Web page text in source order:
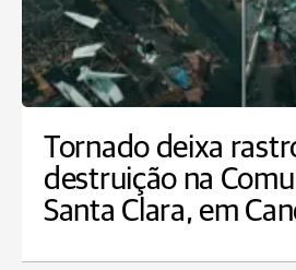
Tornado deixa
destruição na
Santa Clara, em